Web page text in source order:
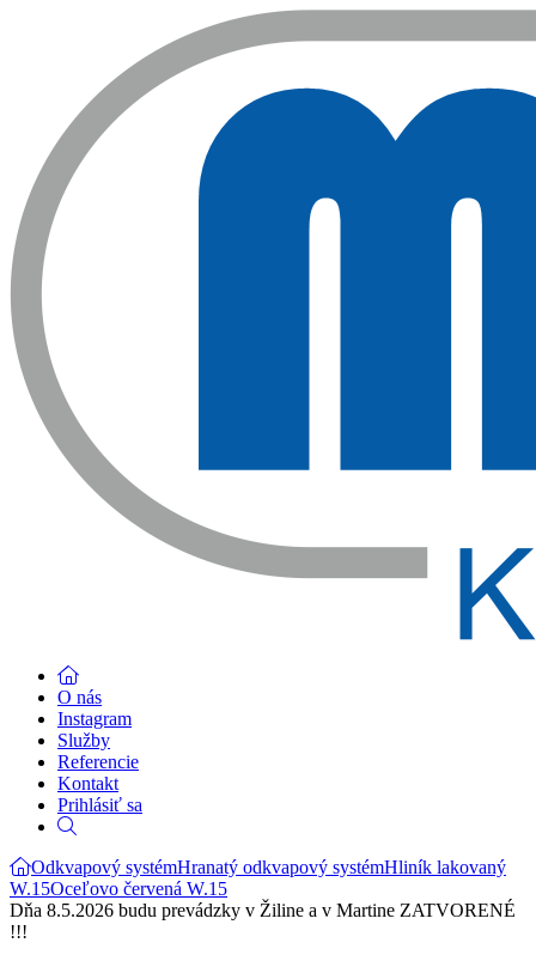
O nás
Instagram
Služby
Referencie
Kontakt
Prihlásiť sa
Odkvapový systémHranatý odkvapový systémHliník lakovaný
W.15Oceľovo červená W.15
Dňa 8.5.2026 budu prevádzky v Žiline a v Martine ZATVORENÉ
!!!